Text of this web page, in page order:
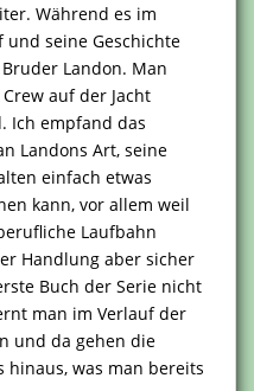
Während es im
und seine Geschichte
Landon. Man
auf der Jacht
Ich empfand das
Landons Art, seine
einfach etwas
kann, vor allem weil
Laufbahn
Handlung aber sicher
Buch der Serie nicht
man im Verlauf der
und da gehen die
was man bereits